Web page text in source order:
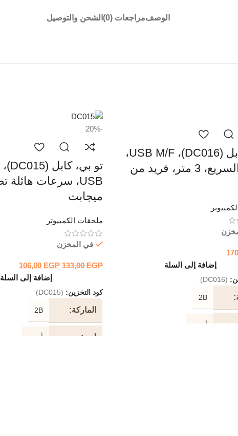
الوصفمراجعات (0) الشحن والتوصيل
2B، كابل (DC016)، USB M/F،
النقل السريع، 3 متر، فريد من
إضافة إلى السلة
(DC016)
2B
أسود
-20%
ميجابت
ملحقات الكمبيوتر
في المخزن
133,00EGP
106,00 EGP
إضافة إلى السلة
كود التخزين: (DC015)
الماركة 2B
لون أسود